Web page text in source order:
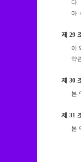
다.
마.
제 29
이
약
제 30
본
제 31
본